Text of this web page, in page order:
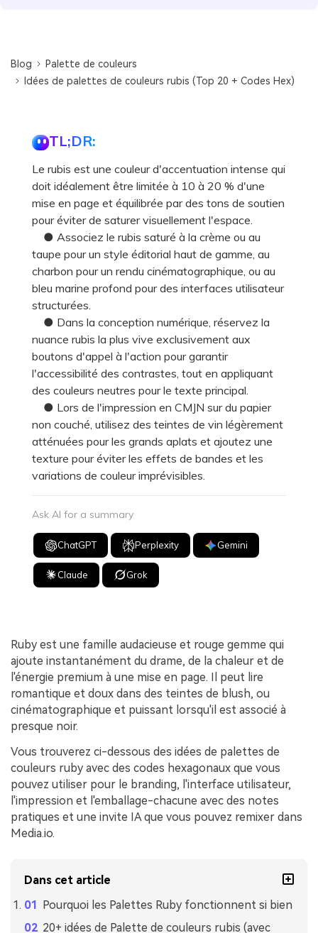
Blog
Palette de couleurs
Idées de palettes de couleurs rubis (Top 20 + Codes Hex)
TL;DR:
Le rubis est une couleur d'accentuation intense qui
doit idéalement être limitée à 10 à 20 % d'une
mise en page et équilibrée par des tons de soutien
pour éviter de saturer visuellement l'espace.
● Associez le rubis saturé à la crème ou au
taupe pour un style éditorial haut de gamme, au
charbon pour un rendu cinématographique, ou au
bleu marine profond pour des interfaces utilisateur
structurées.
● Dans la conception numérique, réservez la
nuance rubis la plus vive exclusivement aux
boutons d'appel à l'action pour garantir
l'accessibilité des contrastes, tout en appliquant
des couleurs neutres pour le texte principal.
● Lors de l'impression en CMJN sur du papier
non couché, utilisez des teintes de vin légèrement
atténuées pour les grands aplats et ajoutez une
texture pour éviter les effets de bandes et les
variations de couleur imprévisibles.
Ask AI for a summary
ChatGPT Perplexity Gemini
Claude Grok
Ruby est une famille audacieuse et rouge gemme qui
ajoute instantanément du drame, de la chaleur et de
l'énergie premium à une mise en page. Il peut lire
romantique et doux dans des teintes de blush, ou
cinématographique et puissant lorsqu'il est associé à
presque noir.
Vous trouverez ci-dessous des idées de palettes de
couleurs ruby avec des codes hexagonaux que vous
pouvez utiliser pour le branding, l'interface utilisateur,
l'impression et l'emballage-chacune avec des notes
pratiques et une invite IA que vous pouvez remixer dans
Media.io.
Dans cet article
Pourquoi les Palettes Ruby fonctionnent si bien
20+ idées de Palette de couleurs rubis (avec